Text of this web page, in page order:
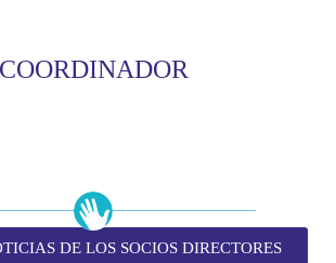
COORDINADOR
DE LOS SOCIOS DIRECTORES